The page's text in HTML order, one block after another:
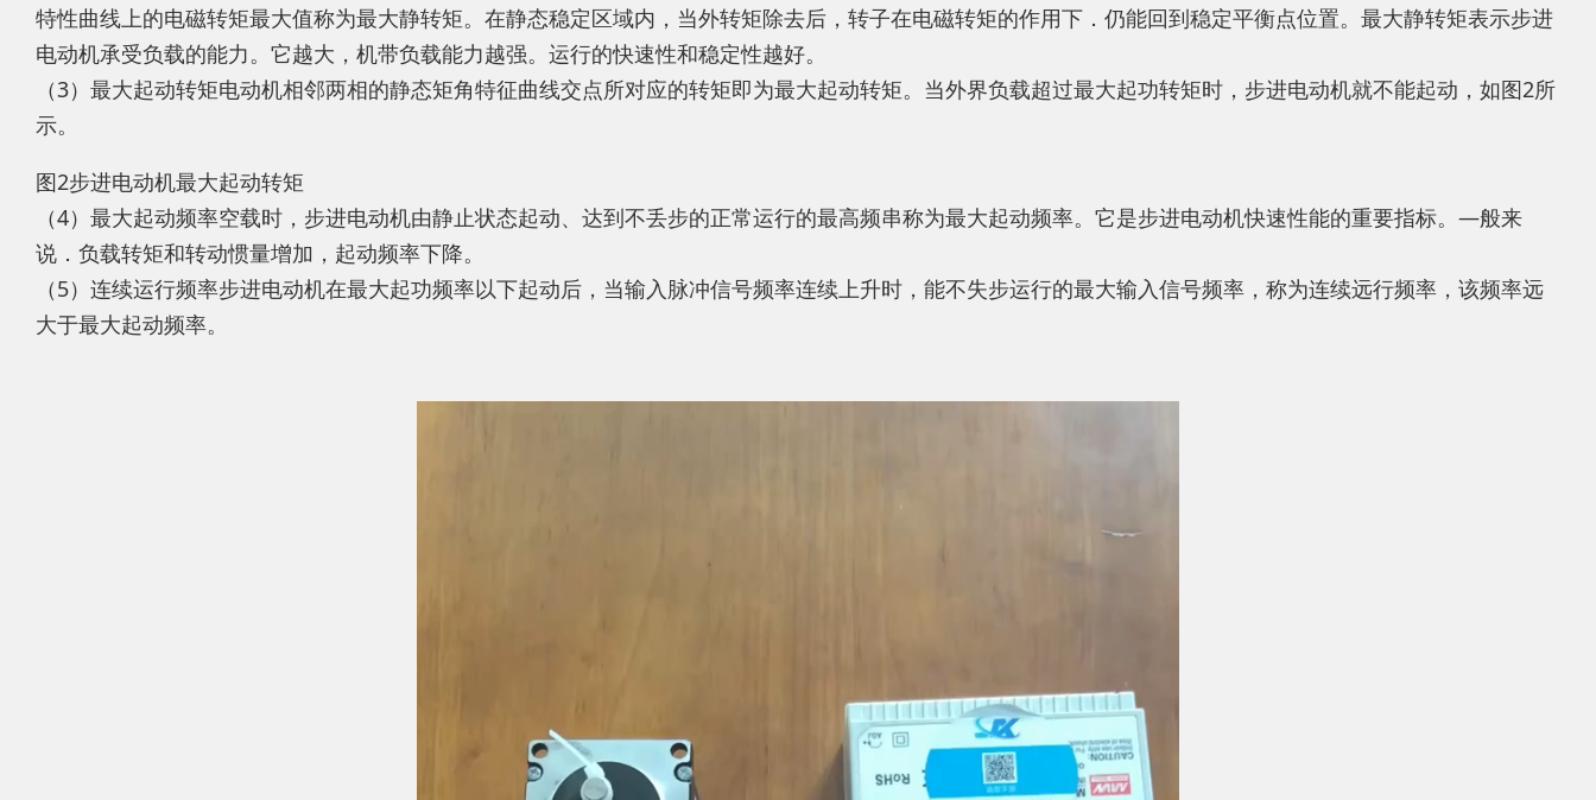
特性曲线上的电磁转矩最大值称为最大静转矩。在静态稳定区域内，当外转矩除去后，转子在电磁转矩的作用下．仍能回到稳定平衡点位置。最大静转矩表示步进
电动机承受负载的能力。它越大，机带负载能力越强。运行的快速性和稳定性越好。
（3）最大起动转矩电动机相邻两相的静态矩角特征曲线交点所对应的转矩即为最大起动转矩。当外界负载超过最大起功转矩时，步进电动机就不能起动，如图2所
示。
图2步进电动机最大起动转矩
（4）最大起动频率空载时，步进电动机由静止状态起动、达到不丢步的正常运行的最高频串称为最大起动频率。它是步进电动机快速性能的重要指标。—般来
说．负载转矩和转动惯量增加，起动频率下降。
（5）连续运行频率步进电动机在最大起功频率以下起动后，当输入脉冲信号频率连续上升时，能不失步运行的最大输入信号频率，称为连续远行频率，该频率远
大于最大起动频率。